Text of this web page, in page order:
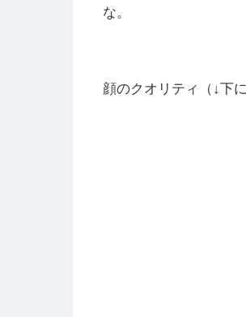
な。
顔のクオリティ（↓下